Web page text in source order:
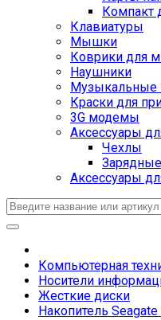
Компакт
Клавиатуры
Мышки
Коврики для
Наушники
Музыкальные
Краски для
3G модемы
Аксессуары
Чехлы
Аксессуары
Компьютерная
Носители
Жесткие диски
Накопитель